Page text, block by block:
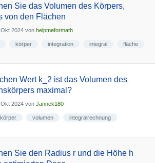
Sie das Volumen des Körpers,
von den Flächen
2024 von helpmeformath
körper integration integral fläche
Wert k_2 ist das Volumen des
maximal?
2024 von Jannek180
volumen integralrechnung
Sie den Radius r und die Höhe h